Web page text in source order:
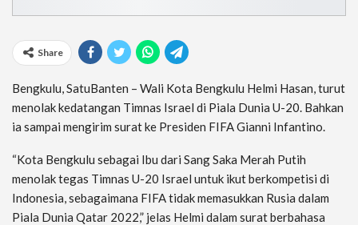
Share
Bengkulu, SatuBanten – Wali Kota Bengkulu Helmi Hasan, turut
menolak kedatangan Timnas Israel di Piala Dunia U-20. Bahkan
ia sampai mengirim surat ke Presiden FIFA Gianni Infantino.
“Kota Bengkulu sebagai Ibu dari Sang Saka Merah Putih
menolak tegas Timnas U-20 Israel untuk ikut berkompetisi di
Indonesia, sebagaimana FIFA tidak memasukkan Rusia dalam
Piala Dunia Qatar 2022,” jelas Helmi dalam surat berbahasa